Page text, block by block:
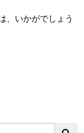
、いかがでしょう